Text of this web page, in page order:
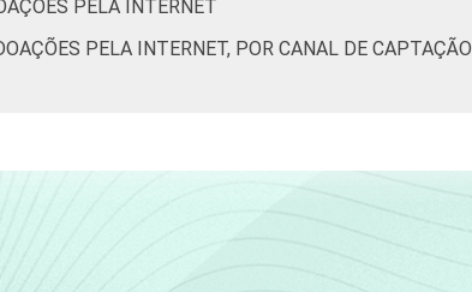
PELA INTERNET
PELA INTERNET, POR CANAL DE CAPTAÇÃO